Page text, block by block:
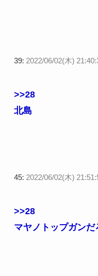
39: 2022/06/02(木)
>>28
北島
45: 2022/06/02(木)
>>28
マヤノトップガンだ